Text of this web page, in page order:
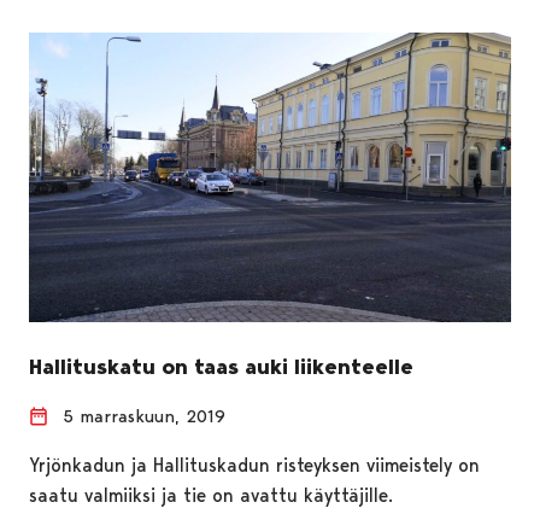
Hallituskatu on taas auki liikenteelle
5 marraskuun, 2019
Yrjönkadun ja Hallituskadun risteyksen viimeistely on
saatu valmiiksi ja tie on avattu käyttäjille.